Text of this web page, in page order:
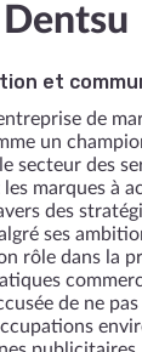
Dentsu
et
de
un
secteur des
marques à
des
ses
rôle dans la
de ne